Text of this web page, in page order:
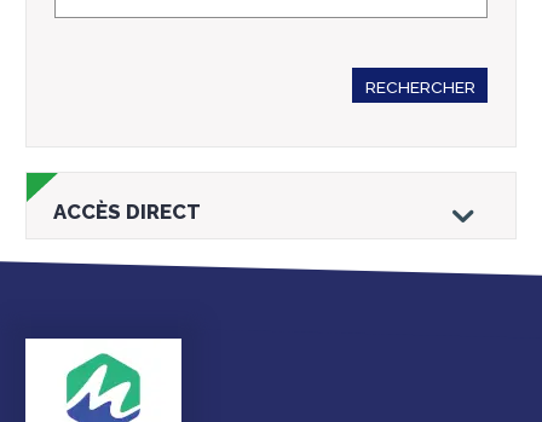
RECHERCHER
ACCÈS DIRECT
Droits et
démarches